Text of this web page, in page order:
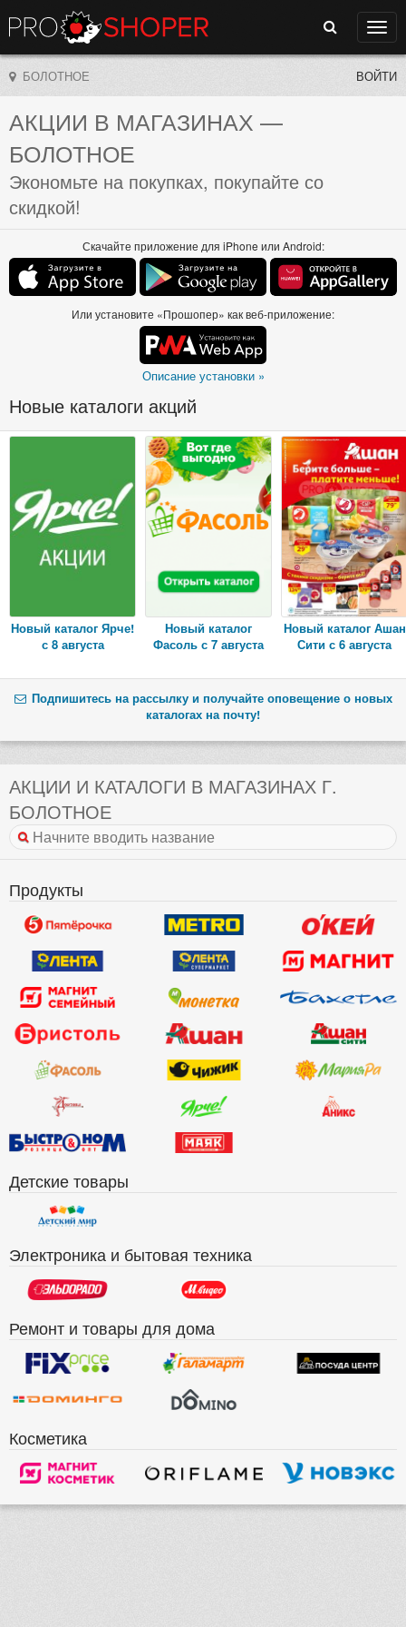
Поиск
БОЛОТНОЕ ВОЙТИ
АКЦИИ В МАГАЗИНАХ —
БОЛОТНОЕ
Экономьте на покупках, покупайте со
скидкой!
Скачайте приложение для iPhone или Android:
Или установите «Прошопер» как веб-приложение:
Описание установки »
Новые каталоги акций
Новый каталог Ярче!
с 8 августа
Новый каталог
Фасоль с 7 августа
Новый каталог Ашан
Сити с 6 августа
Подпишитесь на рассылку и получайте оповещение о новых
каталогах на почту!
АКЦИИ И КАТАЛОГИ В МАГАЗИНАХ Г.
БОЛОТНОЕ
Продукты
Детские товары
Электроника и бытовая техника
Ремонт и товары для дома
Косметика